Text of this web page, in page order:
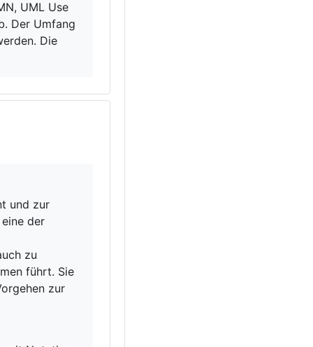
UML Use
Der Umfang
Die
und zur
der
zu
führt. Sie
zur